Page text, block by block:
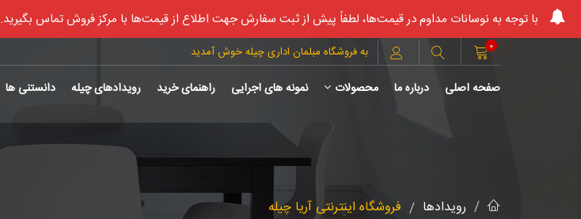
با توجه به نوسانات مداوم در قیمت‌ها، لطفاً پیش از ثبت سفارش جهت اطلاع از قیمت‌ها با مرکز فروش تماس بگیرید.
به فروشگاه مبلمان اداری چیله خوش آمدید 0
صفحه اصلی درباره ما محصولات نمونه های اجرایی راهنمای خرید رویدادهای چیله دانستنی ها
رویدادها فروشگاه اینترنتی آریا چیله